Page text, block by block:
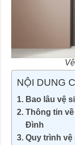
NỘI DUNG
Bao lâu vệ
Thông tin
Đình
Quy trình